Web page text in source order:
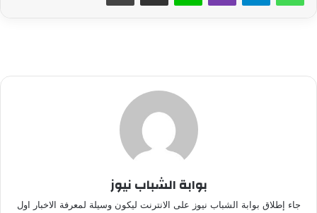
بوابة الشباب نيوز
جاء إطلاق بوابة الشباب نيوز على الانترنت ليكون وسيلة لمعرفة الاخبار اول